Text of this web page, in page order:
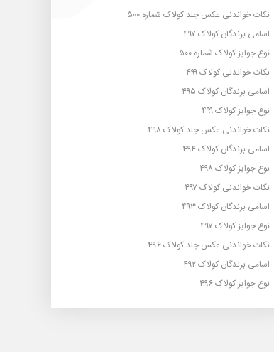
نکات خواندنی عکس جلد کولاک شماره ۵۰۰
اسامی برندگان کولاک ۴۹۷
نوع جوایز کولاک شماره ۵۰۰
نکات خواندنی کولاک ۴۹۹
اسامی برندگان کولاک ۴۹۵
نوع جوایز کولاک ۴۹۹
نکات خواندنی عکس جلد کولاک ۴۹۸
اسامی برندگان کولاک ۴۹۴
نوع جوایز کولاک ۴۹۸
نکات خواندنی کولاک ۴۹۷
اسامی برندگان کولاک ۴۹۳
نوع جوایز کولاک ۴۹۷
نکات خواندنی عکس جلد کولاک ۴۹۶
اسامی برندگان کولاک ۴۹۲
نوع جوایز کولاک ۴۹۶